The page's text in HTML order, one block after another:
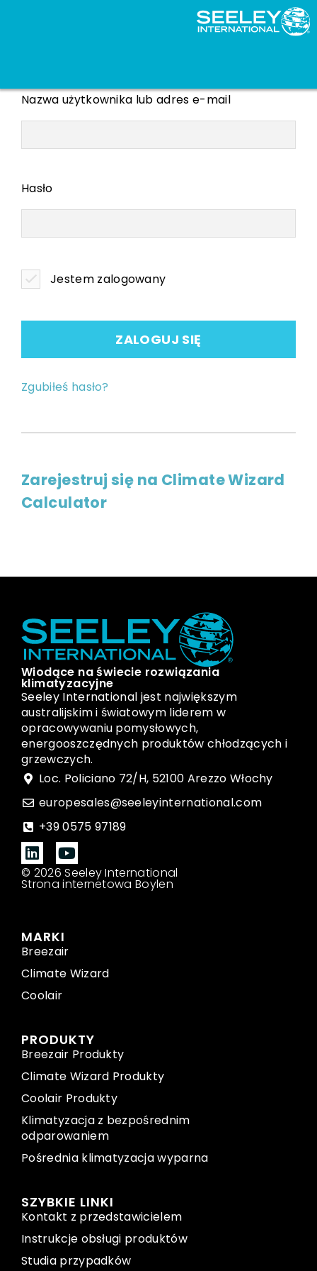
Nazwa użytkownika lub adres e-mail
Hasło
Jestem zalogowany
ZALOGUJ SIĘ
Zgubiłeś hasło?
Zarejestruj się na Climate Wizard
Calculator
Wiodące na świecie rozwiązania
klimatyzacyjne
Seeley International jest największym
australijskim i światowym liderem w
opracowywaniu pomysłowych,
energooszczędnych produktów chłodzących i
grzewczych.
Loc. Policiano 72/H, 52100 Arezzo Włochy
europesales@seeleyinternational.com
+39 0575 97189
© 2026 Seeley International
Strona internetowa Boylen
MARKI
Breezair
Climate Wizard
Coolair
PRODUKTY
Breezair Produkty
Climate Wizard Produkty
Coolair Produkty
Klimatyzacja z bezpośrednim
odparowaniem
Pośrednia klimatyzacja wyparna
SZYBKIE LINKI
Kontakt z przedstawicielem
Instrukcje obsługi produktów
Studia przypadków